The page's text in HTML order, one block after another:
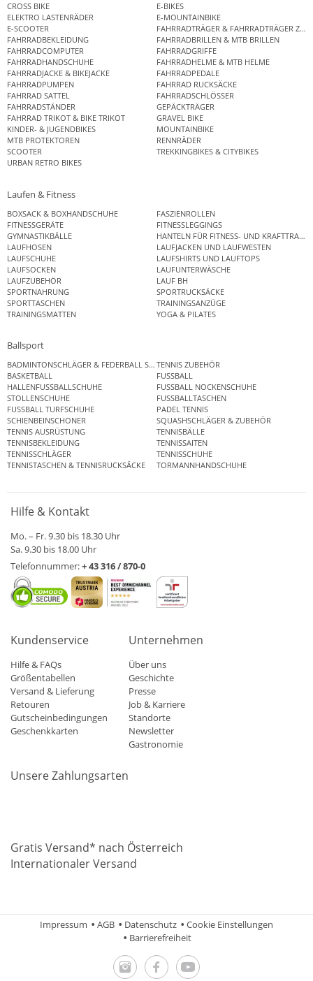
CROSS BIKE
E-BIKES
ELEKTRO LASTENRÄDER
E-MOUNTAINBIKE
E-SCOOTER
FAHRRADTRÄGER & FAHRRADTRÄGER
FAHRRADBEKLEIDUNG
FAHRRADBRILLEN & MTB BRILLEN
FAHRRADCOMPUTER
FAHRRADGRIFFE
FAHRRADHANDSCHUHE
FAHRRADHELME & MTB HELME
FAHRRADJACKE & BIKEJACKE
FAHRRADPEDALE
FAHRRADPUMPEN
FAHRRAD RUCKSÄCKE
FAHRRAD SATTEL
FAHRRADSCHLÖSSER
FAHRRADSTÄNDER
GEPÄCKTRÄGER
FAHRRAD TRIKOT & BIKE TRIKOT
GRAVEL BIKE
KINDER- & JUGENDBIKES
MOUNTAINBIKE
MTB PROTEKTOREN
RENNRÄDER
SCOOTER
TREKKINGBIKES & CITYBIKES
URBAN RETRO BIKES
Laufen & Fitness
BOXSACK & BOXHANDSCHUHE
FASZIENROLLEN
FITNESSGERÄTE
FITNESSLEGGINGS
GYMNASTIKBÄLLE
HANTELN FÜR FITNESS- UND
LAUFHOSEN
LAUFJACKEN UND LAUFWESTEN
LAUFSCHUHE
LAUFSHIRTS UND LAUFTOPS
LAUFSOCKEN
LAUFUNTERWÄSCHE
LAUFZUBEHÖR
LAUF BH
SPORTNAHRUNG
SPORTRUCKSÄCKE
SPORTTASCHEN
TRAININGSANZÜGE
TRAININGSMATTEN
YOGA & PILATES
Ballsport
BADMINTONSCHLÄGER & FEDERBALL SETSTENNIS ZUBEHÖR
BASKETBALL
FUSSBALL
HALLENFUSSBALLSCHUHE
FUSSBALL NOCKENSCHUHE
STOLLENSCHUHE
FUSSBALLTASCHEN
FUSSBALL TURFSCHUHE
PADEL TENNIS
SCHIENBEINSCHONER
SQUASHSCHLÄGER & ZUBEHÖR
TENNIS AUSRÜSTUNG
TENNISBÄLLE
TENNISBEKLEIDUNG
TENNISSAITEN
TENNISSCHLÄGER
TENNISSCHUHE
TENNISTASCHEN & TENNISRUCKSÄCKE
TORMANNHANDSCHUHE
Hilfe & Kontakt
Mo. – Fr. 9.30 bis 18.30 Uhr
Sa. 9.30 bis 18.00 Uhr
Telefonnummer:+ 43 316 / 870-0
Kundenservice
Hilfe & FAQs
Größentabellen
Versand & Lieferung
Retouren
Gutscheinbedingungen
Geschenkkarten
Unternehmen
Über uns
Geschichte
Presse
Job & Karriere
Standorte
Newsletter
Gastronomie
Unsere Zahlungsarten
Gratis Versand* nach Österreich
Internationaler Versand
Impressum AGB Datenschutz
Cookie Einstellungen
Barrierefreiheit